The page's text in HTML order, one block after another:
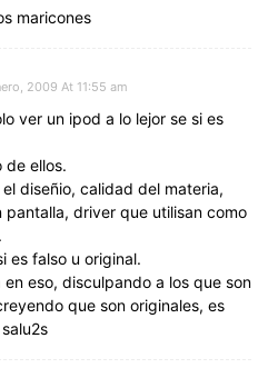
maricones
2009 At 11:55 am
ver un ipod a lo lejor se si es
de ellos.
diseñio, calidad del materia,
driver que utilisan como
es falso u original.
eso, disculpando a los que son
que son originales, es